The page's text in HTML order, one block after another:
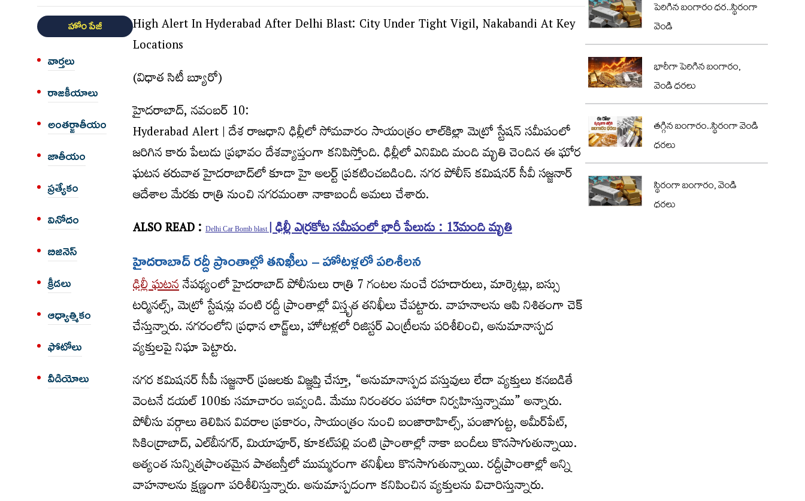
హోం పేజీ
వార్త‌లు
రాజకీయాలు
అంత‌ర్జాతీయం
జాతీయం
ప్రత్యేకం
వినోదం
బిజినెస్
క్రీడలు
ఆధ్యాత్మికం
ఫోటోలు
వీడియోలు
High Alert In Hyderabad After Delhi Blast: City Under Tight Vigil, Nakabandi At Key
Locations
(విధాత సిటీ బ్యూరో)
హైదరాబాద్‌, నవంబర్‌ 10:
Hyderabad Alert | దేశ రాజధాని ఢిల్లీలో సోమవారం సాయంత్రం లాల్‌కిల్లా మెట్రో స్టేషన్‌ సమీపంలో
జరిగిన కారు పేలుడు ప్రభావం దేశవ్యాప్తంగా కనిపిస్తోంది. ఢిల్లీలో ఎనిమిది మంది మృతి చెందిన ఈ ఘోర
ఘటన తరువాత హైదరాబాద్‌లో కూడా హై అలర్ట్‌ ప్రకటించబడింది. నగర పోలీస్‌ కమిషనర్‌ సీవీ సజ్జనార్‌
ఆదేశాల మేరకు రాత్రి నుంచి నగరమంతా నాకాబందీ అమలు చేశారు.
ALSO READ : Delhi Car Bomb blast | ఢిల్లీ ఎర్రకోట సమీపంలో భారీ పేలుడు : 13మంది మృతి
హైదరాబాద్‌ రద్దీ ప్రాంతాల్లో తనిఖీలు – హోటళ్లలో పరిశీలన
ఢిల్లీ ఘటననేపథ్యంలో హైదరాబాద్‌ పోలీసులు రాత్రి 7 గంటల నుంచే రహదారులు, మార్కెట్లు, బస్సు
టర్మినల్స్‌, మెట్రో స్టేషన్లు వంటి రద్దీ ప్రాంతాల్లో విస్తృత తనిఖీలు చేపట్టారు. వాహనాలను ఆపి నిశితంగా చెక్‌
చేస్తున్నారు. నగరంలోని ప్రధాన లాడ్జ్‌లు, హోటళ్లలో రిజిస్టర్‌ ఎంట్రీలను పరిశీలించి, అనుమానాస్పద
వ్యక్తులపై నిఘా పెట్టారు.
నగర కమిషనర్​ సీపీ సజ్జనార్‌ ప్రజలకు విజ్ఞప్తి చేస్తూ, “అనుమానాస్పద వస్తువులు లేదా వ్యక్తులు కనబడితే
వెంటనే డయల్‌ 100కు సమాచారం ఇవ్వండి. మేము నిరంతరం పహారా నిర్వహిస్తున్నాము” అన్నారు.
పోలీసు వర్గాలు తెలిపిన వివరాల ప్రకారం, సాయంత్రం నుంచి బంజారాహిల్స్‌, పంజాగుట్ట, అమీర్‌పేట్‌,
సికింద్రాబాద్‌, ఎల్‌బీనగర్‌, మియాపూర్‌, కూకట్‌పల్లి వంటి ప్రాంతాల్లో నాకా బందీలు కొనసాగుతున్నాయి.
అత్యంత సున్నితప్రాంతమైన పాతబస్తీలో ముమ్మరంగా తనిఖీలు కొనసాగుతున్నాయి. రద్దీప్రాంతాల్లో అన్ని
వాహనాలను క్షణ్ణంగా పరిశీలిస్తున్నారు. అనుమాస్పదంగా కనిపించిన వ్యక్తులను విచారిస్తున్నారు.
పెరిగిన బంగారం ధర..స్థిరంగా
వెండి
భారీగా పెరిగిన బంగారం,
వెండి ధరలు
తగ్గిన బంగారం..స్థిరంగా వెండి
ధరలు
స్థిరంగా బంగారం, వెండి
ధరలు